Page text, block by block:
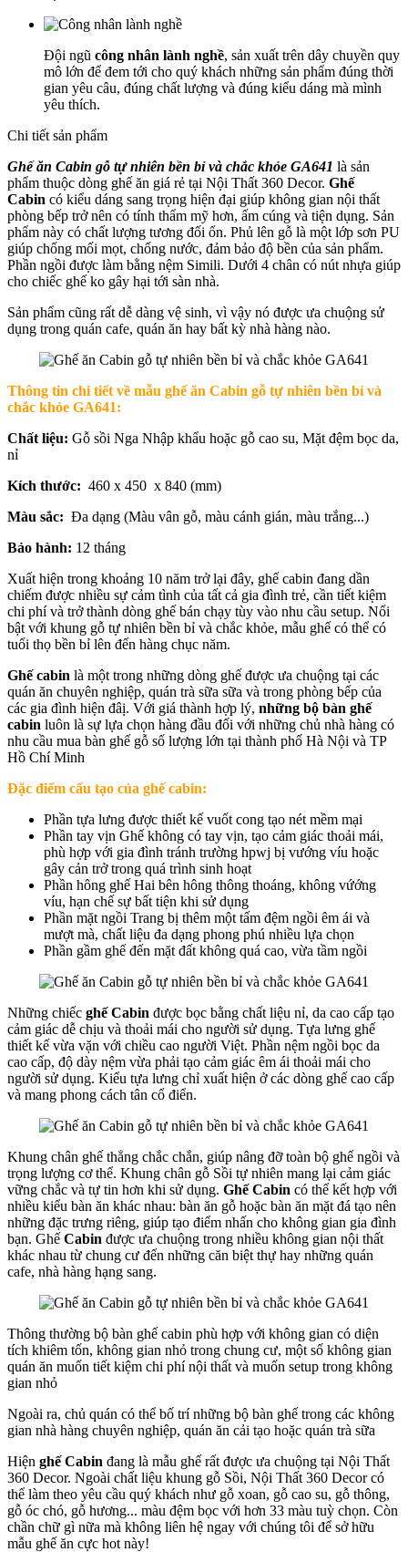
Đội ngũ công nhân lành nghề, sản xuất trên dây chuyền quy
mô lớn để đem tới cho quý khách những sản phẩm đúng thời
gian yêu câu, đúng chất lượng và đúng kiểu dáng mà mình
yêu thích.
Chi tiết sản phẩm
Ghế ăn Cabin gỗ tự nhiên bền bỉ và chắc khỏe GA641 là sản
phẩm thuộc dòng ghế ăn giá rẻ tại Nội Thất 360 Decor. Ghế
Cabin có kiểu dáng sang trọng hiện đại giúp không gian nội thất
phòng bếp trở nên có tính thẩm mỹ hơn, ấm cúng và tiện dụng. Sản
phẩm này có chất lượng tương đối ổn. Phủ lên gỗ là một lớp sơn PU
giúp chống mối mọt, chống nước, đảm bảo độ bền của sản phẩm.
Phần ngồi được làm bằng nệm Simili. Dưới 4 chân có nút nhựa giúp
cho chiếc ghế ko gây hại tới sàn nhà.
Sản phẩm cũng rất dễ dàng vệ sinh, vì vậy nó được ưa chuộng sử
dụng trong quán cafe, quán ăn hay bất kỳ nhà hàng nào.
Thông tin chi tiết về mẫu ghế ăn Cabin gỗ tự nhiên bền bỉ và
chắc khỏe GA641:
Chất liệu: Gỗ sồi Nga Nhập khẩu hoặc gỗ cao su, Mặt đệm bọc da,
nỉ
Kích thước: 460 x 450 x 840 (mm)
Màu sắc: Đa dạng (Màu vân gỗ, màu cánh gián, màu trắng...)
Bảo hành: 12 tháng
Xuất hiện trong khoảng 10 năm trở lại đây, ghế cabin đang dần
chiếm được nhiều sự cảm tình của tất cả gia đình trẻ, cần tiết kiệm
chi phí và trở thành dòng ghế bán chạy tùy vào nhu cầu setup. Nổi
bật với khung gỗ tự nhiên bền bỉ và chắc khỏe, mẫu ghế có thể có
tuổi thọ bền bỉ lên đến hàng chục năm.
Ghế cabin là một trong những dòng ghế được ưa chuộng tại các
quán ăn chuyên nghiệp, quán trà sữa sữa và trong phòng bếp của
các gia đình hiện đâị. Với giá thành hợp lý, những bộ bàn ghế
cabin luôn là sự lựa chọn hàng đầu đối với những chủ nhà hàng có
nhu cầu mua bàn ghế gỗ số lượng lớn tại thành phố Hà Nội và TP
Hồ Chí Minh
Đặc điểm cấu tạo của ghế cabin:
Phần tựa lưng được thiết kế vuốt cong tạo nét mềm mại
Phần tay vịn Ghế không có tay vịn, tạo cảm giác thoải mái,
phù hợp với gia đình tránh trường hpwj bị vướng víu hoặc
gây cản trở trong quá trình sinh hoạt
Phần hông ghế Hai bên hông thông thoáng, không vứớng
víu, hạn chế sự bất tiện khi sử dụng
Phần mặt ngồi Trang bị thêm một tấm đệm ngồi êm ái và
mượt mà, chất liệu đa dạng phong phú nhiều lựa chọn
Phần gầm ghế đến mặt đất không quá cao, vừa tầm ngồi
Những chiếc ghế Cabin được bọc bằng chất liệu nỉ, da cao cấp tạo
cảm giác dễ chịu và thoải mái cho người sử dụng. Tựa lưng ghế
thiết kế vừa vặn với chiều cao người Việt. Phần nệm ngồi bọc da
cao cấp, độ dày nệm vừa phải tạo cảm giác êm ái thoải mái cho
người sử dụng. Kiểu tựa lưng chỉ xuất hiện ở các dòng ghế cao cấp
và mang phong cách tân cổ điển.
Khung chân ghế thẳng chắc chắn, giúp nâng đỡ toàn bộ ghế ngồi và
trọng lượng cơ thể. Khung chân gỗ Sồi tự nhiên mang lại cảm giác
vững chắc và tự tin hơn khi sử dụng. GhếCabin có thể kết hợp với
nhiều kiểu bàn ăn khác nhau: bàn ăn gỗ hoặc bàn ăn mặt đá tạo nên
những đặc trưng riêng, giúp tạo điểm nhấn cho không gian gia đình
bạn. Ghế Cabin được ưa chuộng trong nhiều không gian nội thất
khác nhau từ chung cư đến những căn biệt thự hay những quán
cafe, nhà hàng hạng sang.
Thông thường bộ bàn ghế cabin phù hợp với không gian có diện
tích khiêm tốn, không gian nhỏ trong chung cư, một số không gian
quán ăn muốn tiết kiệm chi phí nội thất và muốn setup trong không
gian nhỏ
Ngoài ra, chủ quán có thể bố trí những bộ bàn ghế trong các không
gian nhà hàng chuyên nghiệp, quán ăn cải tạo hoặc quán trà sữa
Hiện ghếCabin đang là mẫu ghế rất được ưa chuộng tại Nội Thất
360 Decor. Ngoài chất liệu khung gỗ Sồi, Nội Thất 360 Decor có
thể làm theo yêu cầu quý khách như gỗ xoan, gỗ cao su, gỗ thông,
gỗ óc chó, gỗ hương... màu đệm bọc với hơn 33 màu tuỳ chọn. Còn
chần chữ gì nữa mà không liên hệ ngay với chúng tôi để sở hữu
mẫu ghế ăn cực hot này!